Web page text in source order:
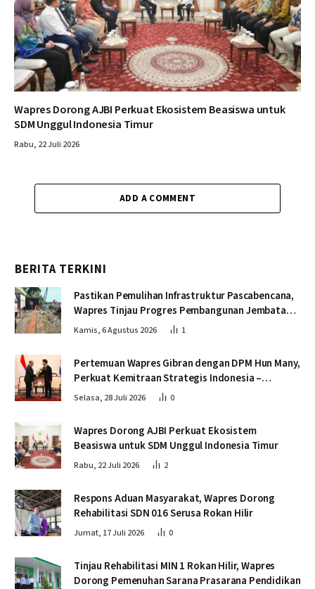
Wapres Dorong AJBI Perkuat Ekosistem Beasiswa untuk
SDM Unggul Indonesia Timur
Rabu, 22 Juli 2026
ADD A COMMENT
BERITA TERKINI
Pastikan Pemulihan Infrastruktur Pascabencana,
Wapres Tinjau Progres Pembangunan Jembatan
Krueng Tingkeum Bireuen
Kamis, 6 Agustus 2026 1
Pertemuan Wapres Gibran dengan DPM Hun Many,
Perkuat Kemitraan Strategis Indonesia –
Kamboja
Selasa, 28 Juli 2026 0
Wapres Dorong AJBI Perkuat Ekosistem
Beasiswa untuk SDM Unggul Indonesia Timur
Rabu, 22 Juli 2026 2
Respons Aduan Masyarakat, Wapres Dorong
Rehabilitasi SDN 016 Serusa Rokan Hilir
Jumat, 17 Juli 2026 0
Tinjau Rehabilitasi MIN 1 Rokan Hilir, Wapres
Dorong Pemenuhan Sarana Prasarana Pendidikan